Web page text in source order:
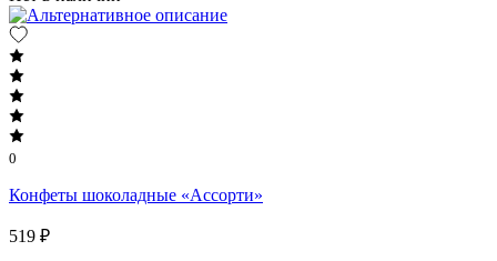
0
Конфеты шоколадные «Ассорти»
519 ₽